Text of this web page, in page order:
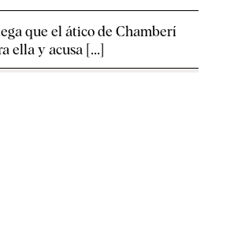
que el ático de Chamberí
ella y acusa [...]